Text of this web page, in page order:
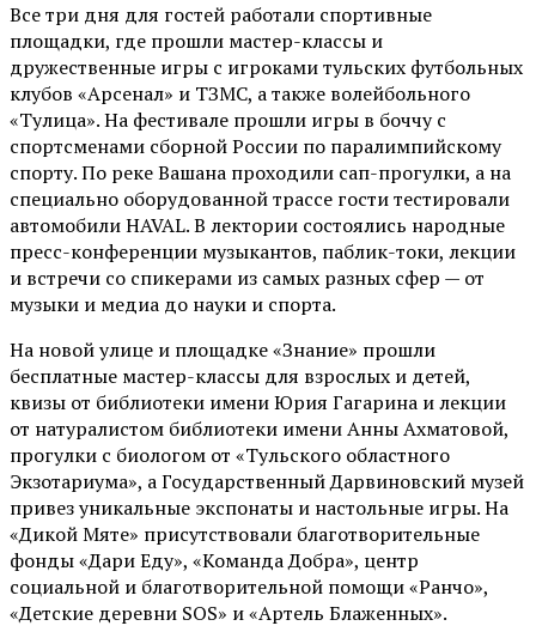
Все три дня для гостей работали спортивные
площадки, где прошли мастер-классы и
дружественные игры с игроками тульских футбольных
клубов «Арсенал» и ТЗМС, а также волейбольного
«Тулица». На фестивале прошли игры в боччу с
спортсменами сборной России по паралимпийскому
спорту. По реке Вашана проходили сап-прогулки, а на
специально оборудованной трассе гости тестировали
автомобили HAVAL. В лектории состоялись народные
пресс-конференции музыкантов, паблик-токи, лекции
и встречи со спикерами из самых разных сфер — от
музыки и медиа до науки и спорта.
На новой улице и площадке «Знание» прошли
бесплатные мастер-классы для взрослых и детей,
квизы от библиотеки имени Юрия Гагарина и лекции
от натуралистом библиотеки имени Анны Ахматовой,
прогулки с биологом от «Тульского областного
Экзотариума», а Государственный Дарвиновский музей
привез уникальные экспонаты и настольные игры. На
«Дикой Мяте» присутствовали благотворительные
фонды «Дари Еду», «Команда Добра», центр
социальной и благотворительной помощи «Ранчо»,
«Детские деревни SOS» и «Артель Блаженных».